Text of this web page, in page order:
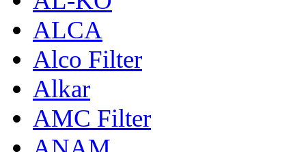
ALCA
Alco Filter
Alkar
AMC Filter